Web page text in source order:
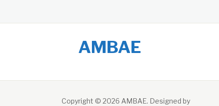
AMBAE
Copyright © 2026 AMBAE. Designed by